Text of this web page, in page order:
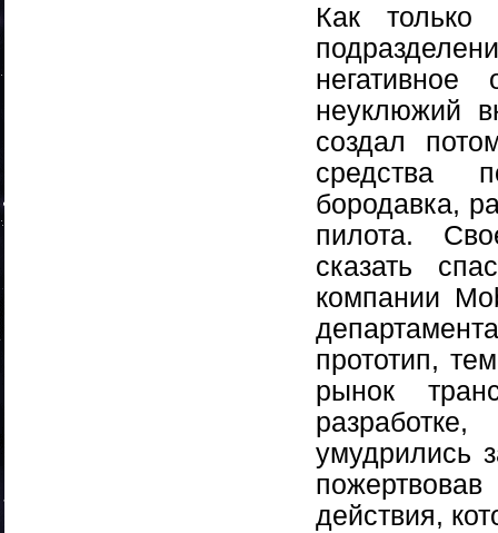
Как
неуклюжий
создал
средства
бородавка,
пилота.
сказать
компании
прототип,
рынок
умудрились
действия,